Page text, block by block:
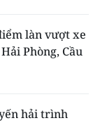
làn vượt xe
Phòng, Cầu
hải trình